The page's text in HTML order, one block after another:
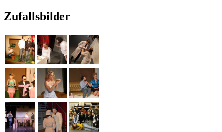
Zufallsbilder